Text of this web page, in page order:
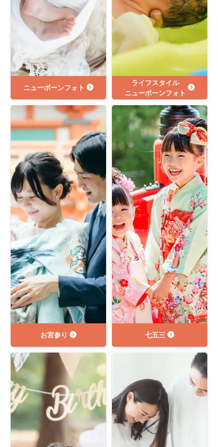
ニューボーンフォト
ライフスタイル
ニューボーンフォト
お宮参り 七五三